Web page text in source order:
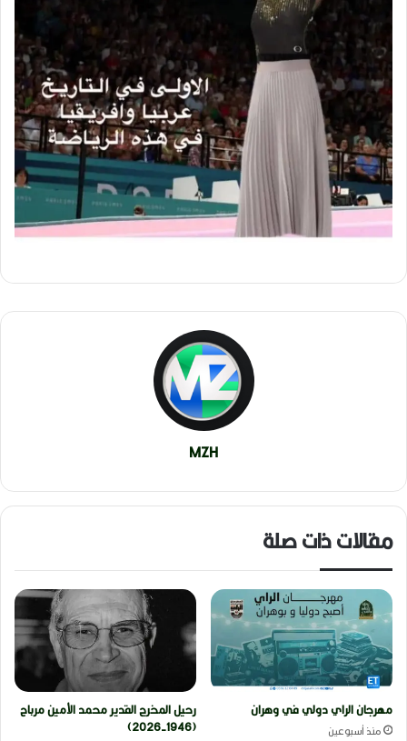
MZH
مقالات ذات صلة
مهرجان الراي دولي في وهران
منذ أسبوعين
رحيل المخرج القدير محمد الأمين مرباح
(1946-2026)